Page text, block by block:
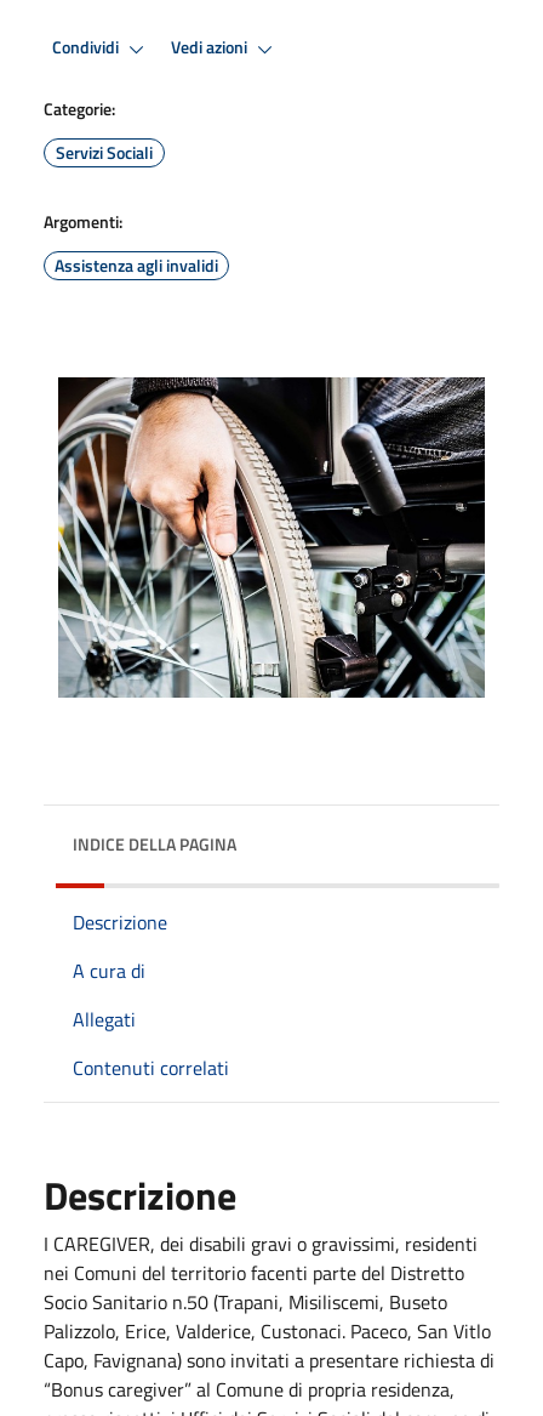
Condividi Vedi azioni
Categorie:
Servizi Sociali
Argomenti:
Assistenza agli invalidi
INDICE DELLA PAGINA
Descrizione
A cura di
Allegati
Contenuti correlati
Descrizione
I CAREGIVER, dei disabili gravi o gravissimi, residenti
nei Comuni del territorio facenti parte del Distretto
Socio Sanitario n.50 (Trapani, Misiliscemi, Buseto
Palizzolo, Erice, Valderice, Custonaci. Paceco, San Vitlo
Capo, Favignana) sono invitati a presentare richiesta di
“Bonus caregiver” al Comune di propria residenza,